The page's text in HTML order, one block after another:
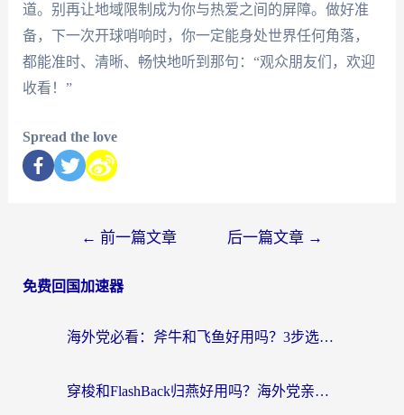
道。别再让地域限制成为你与热爱之间的屏障。做好准
备，下一次开球哨响时，你一定能身处世界任何角落，
都能准时、清晰、畅快地听到那句：“观众朋友们，欢迎
收看！”
Spread the love
← 前一篇文章 后一篇文章 →
免费回国加速器
海外党必看：斧牛和飞鱼好用吗？3步选对回国加速器，无缝刷剧玩国服
穿梭和FlashBack归燕好用吗？海外党亲测3款热门回国加速器，教你选对不踩坑